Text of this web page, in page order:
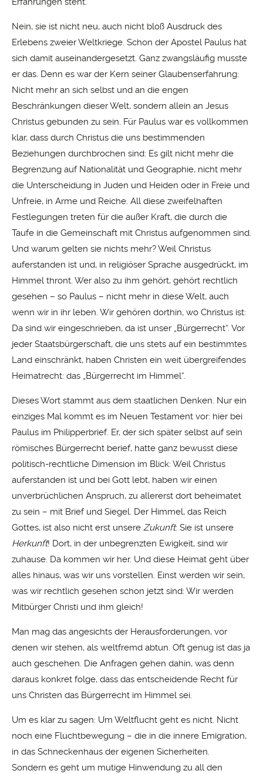
Nein, sie ist nicht neu, auch nicht bloß Ausdruck des
Erlebens zweier Weltkriege. Schon der Apostel Paulus hat
sich damit auseinandergesetzt. Ganz zwangsläufig musste
er das. Denn es war der Kern seiner Glaubenserfahrung:
Nicht mehr an sich selbst und an die engen
Beschränkungen dieser Welt, sondern allein an Jesus
Christus gebunden zu sein. Für Paulus war es vollkommen
klar, dass durch Christus die uns bestimmenden
Beziehungen durchbrochen sind: Es gilt nicht mehr die
Begrenzung auf Nationalität und Geographie, nicht mehr
die Unterscheidung in Juden und Heiden oder in Freie und
Unfreie, in Arme und Reiche. All diese zweifelhaften
Festlegungen treten für die außer Kraft, die durch die
Taufe in die Gemeinschaft mit Christus aufgenommen sind.
Und warum gelten sie nichts mehr? Weil Christus
auferstanden ist und, in religiöser Sprache ausgedrückt, im
Himmel thront. Wer also zu ihm gehört, gehört rechtlich
gesehen – so Paulus – nicht mehr in diese Welt, auch
wenn wir in ihr leben. Wir gehören dorthin, wo Christus ist:
Da sind wir eingeschrieben, da ist unser „Bürgerrecht“. Vor
jeder Staatsbürgerschaft, die uns stets auf ein bestimmtes
Land einschränkt, haben Christen ein weit übergreifendes
Heimatrecht: das „Bürgerrecht im Himmel“.
Dieses Wort stammt aus dem staatlichen Denken. Nur ein
einziges Mal kommt es im Neuen Testament vor: hier bei
Paulus im Philipperbrief. Er, der sich später selbst auf sein
römisches Bürgerrecht berief, hatte ganz bewusst diese
politisch-rechtliche Dimension im Blick: Weil Christus
auferstanden ist und bei Gott lebt, haben wir einen
unverbrüchlichen Anspruch, zu allererst dort beheimatet
zu sein – mit Brief und Siegel. Der Himmel, das Reich
Gottes, ist also nicht erst unsere Zukunft: Sie ist unsere
Herkunft! Dort, in der unbegrenzten Ewigkeit, sind wir
zuhause. Da kommen wir her. Und diese Heimat geht über
alles hinaus, was wir uns vorstellen. Einst werden wir sein,
was wir rechtlich gesehen schon jetzt sind: Wir werden
Mitbürger Christi und ihm gleich!
Man mag das angesichts der Herausforderungen, vor
denen wir stehen, als weltfremd abtun. Oft genug ist das ja
auch geschehen. Die Anfragen gehen dahin, was denn
daraus konkret folge, dass das entscheidende Recht für
uns Christen das Bürgerrecht im Himmel sei.
Um es klar zu sagen: Um Weltflucht geht es nicht. Nicht
noch eine Fluchtbewegung – die in die innere Emigration,
in das Schneckenhaus der eigenen Sicherheiten.
Sondern es geht um mutige Hinwendung zu all den